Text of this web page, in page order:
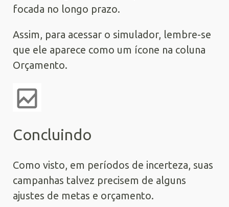
focada no longo prazo.
Assim, para acessar o simulador, lembre-se
que ele aparece como um ícone na coluna
Orçamento.
Concluindo
Como visto, em períodos de incerteza, suas
campanhas talvez precisem de alguns
ajustes de metas e orçamento.